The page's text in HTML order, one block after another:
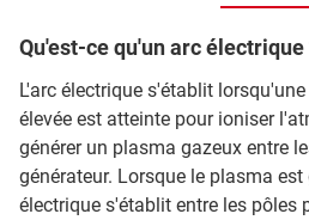
Qu'est-ce qu'un arc électrique
L'arc électrique s'établit
élevée est atteinte pour ioniser
générer un plasma gazeux entre
générateur. Lorsque le plasma
électrique s'établit entre les pôles